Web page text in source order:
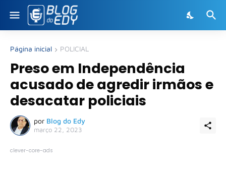
Página inicial POLICIAL
Preso em Independência
acusado de agredir irmãos e
desacatar policiais
por Blog do Edy
março 22, 2023
clever-core-ads